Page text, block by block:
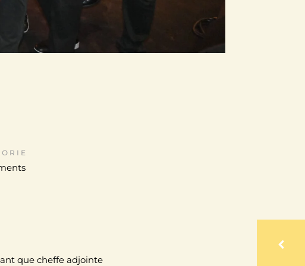
que cheffe adjointe